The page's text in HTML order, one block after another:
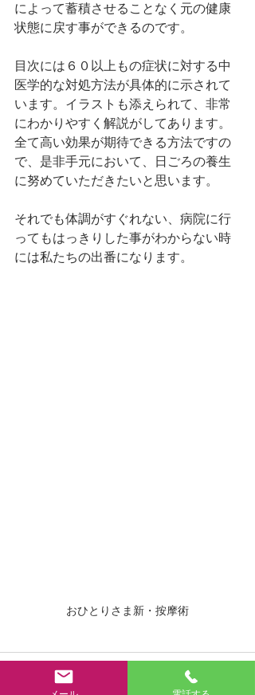
によって蓄積させることなく元の健康
状態に戻す事ができるのです。
目次には６０以上もの症状に対する中
医学的な対処方法が具体的に示されて
います。イラストも添えられて、非常
にわかりやすく解説がしてあります。
全て高い効果が期待できる方法ですの
で、是非手元において、日ごろの養生
に努めていただきたいと思います。
それでも体調がすぐれない、病院に行
ってもはっきりした事がわからない時
には私たちの出番になります。
おひとりさま新・按摩術